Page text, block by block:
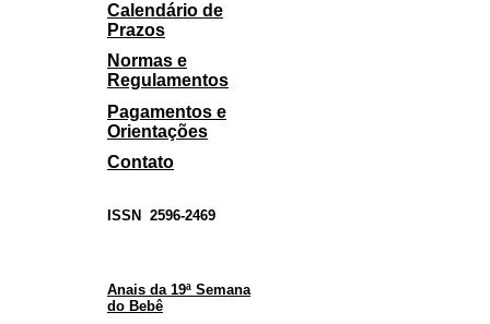
Calendário de
Prazos
Normas e
Regulamentos
Pagamentos e
Orientações
Contato
ISSN 2596-2469
Anais da 19ª Semana
do Bebê